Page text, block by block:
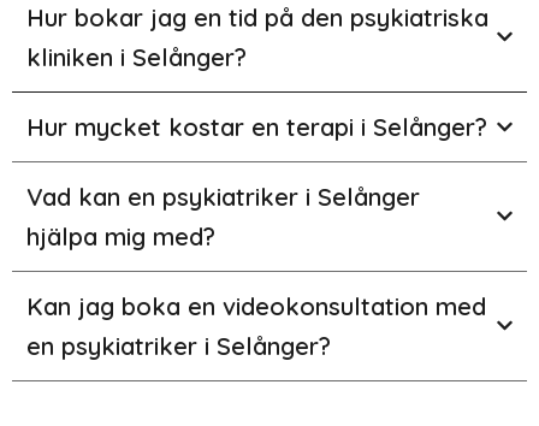
Hur bokar jag en tid på den psykiatriska
kliniken i Selånger?
Hur mycket kostar en terapi i Selånger?
Vad kan en psykiatriker i Selånger
hjälpa mig med?
Kan jag boka en videokonsultation med
en psykiatriker i Selånger?